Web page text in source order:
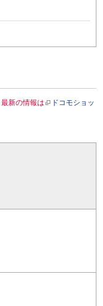
新の情報は
ドコモショッ